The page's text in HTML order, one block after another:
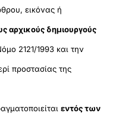
εικόνας ή
αρχικούς δημιουργούς
2121/1993 και την
προστασίας της
εντός των